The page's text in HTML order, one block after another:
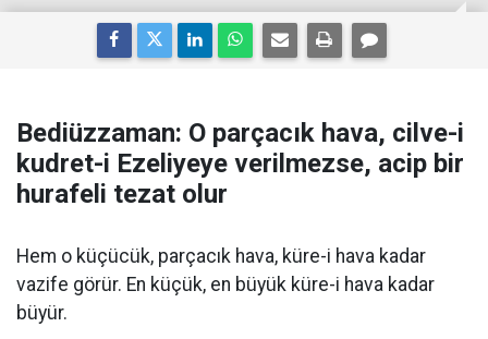
Bediüzzaman: O parçacık hava, cilve-i
kudret-i Ezeliyeye verilmezse, acip bir
hurafeli tezat olur
Hem o küçücük, parçacık hava, küre-i hava kadar
vazife görür. En küçük, en büyük küre-i hava kadar
büyür.